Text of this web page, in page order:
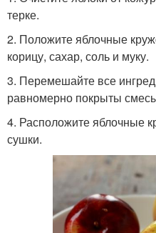
терке.
2. Положите яблочные
корицу, сахар, соль и муку.
3. Перемешайте все
равномерно покрыты
4. Расположите яблочные
сушки.